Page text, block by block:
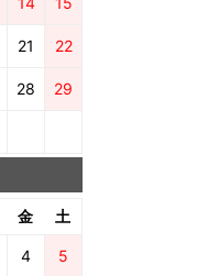
21 22
28 29
金 土
4 5